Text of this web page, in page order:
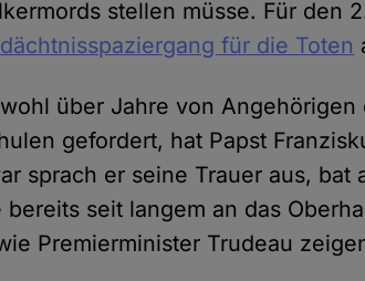
stellen müsse. Für den
für die Toten
über Jahre von
gefordert, hat Papst
sprach er seine Trauer aus,
bereits seit langem an das
Premierminister Trudeau